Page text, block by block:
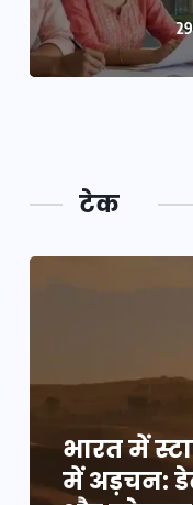
टेक
भारत में
में अड़चन: